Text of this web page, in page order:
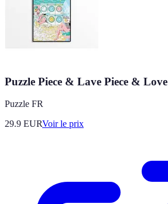
Puzzle Piece & Lave Piece & Love
Puzzle FR
29.9 EURVoir le prix